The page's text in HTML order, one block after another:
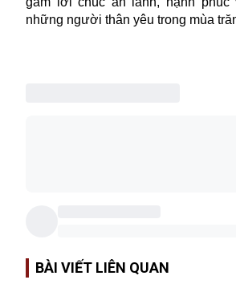
những người thân yêu trong mùa
BÀI VIẾT LIÊN QUAN